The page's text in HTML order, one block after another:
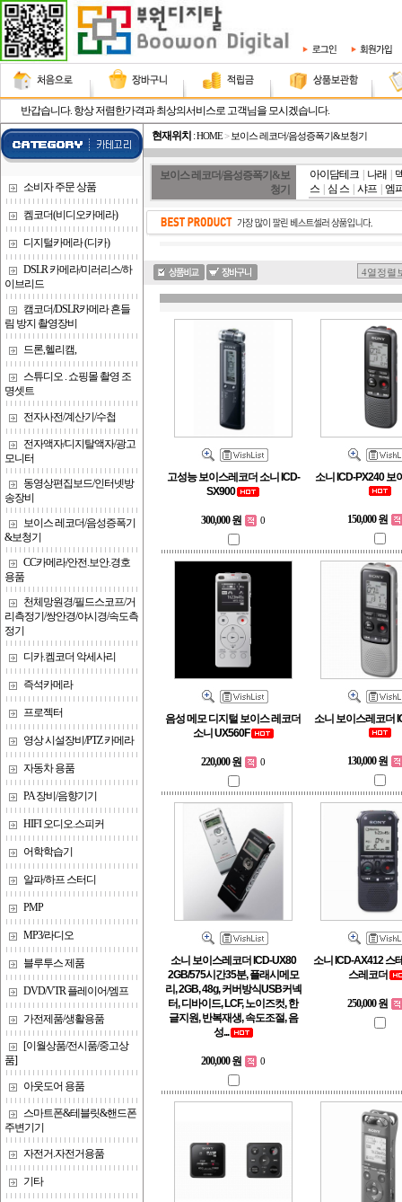
반갑습니다. 항상 저렴한가격과 최상의서비스로 고객님을 모시겠습니다.
소비자 주문 상품
켐코더(비디오카메라)
디지털카메라 (디카)
DSLR 카메라/미러리스/하
이브리드
캠코더/DSLR카메라 흔들
림 방지 촬영장비
드론,헬리캠,
스튜디오 . 쇼핑몰 촬영 조
명셋트
전자사전/계산기/수첩
전자액자/디지탈액자/광고
모니터
동영상편집보드/인터넷방
송장비
보이스 레코더/음성증폭기
&보청기
CC카메라/안전.보안.경호
용품
천체망원경/필드스코프/거
리측정기/쌍안경/야시경/속도측
정기
디카.켐코더 악세사리
즉석카메라
프로젝터
영상 시설장비/PTZ 카메라
자동차 용품
PA 장비/음향기기
HIFI 오디오.스피커
어학학습기
알파/하프 스터디
PMP
MP3/라디오
블루투스 제품
DVD/VTR 플레이어/엠프
가전제품/생활용품
[이월상품/전시품/중고상
품]
아웃도어 용품
스마트폰&테블릿&핸드폰
주변기기
자전거.자전거용품
기타
현재위치 :HOME> 보이스 레코더/음성증폭기&보청기
보이스 레코더/음성증폭기&보
청기
아이담테크 나래
스
심 스 샤프 엠
고성능 보이스레코더 소니 ICD-
SX900
300,000 원 0
소니 ICD-PX240 보
150,000 원
음성 메모 디지털 보이스 레코더
소니 UX560F
220,000 원 0
소니 보이스레코더
130,000 원
소니 보이스레코더 ICD-UX80
2GB/575시간35분, 플래시메모
리, 2GB, 48g, 커버방식USB커넥
터, 디바이드, LCF, 노이즈컷, 한
글지원, 반복재생, 속도조절, 음
성...
200,000 원 0
소니 ICD-AX412 스
스레코더
250,000 원